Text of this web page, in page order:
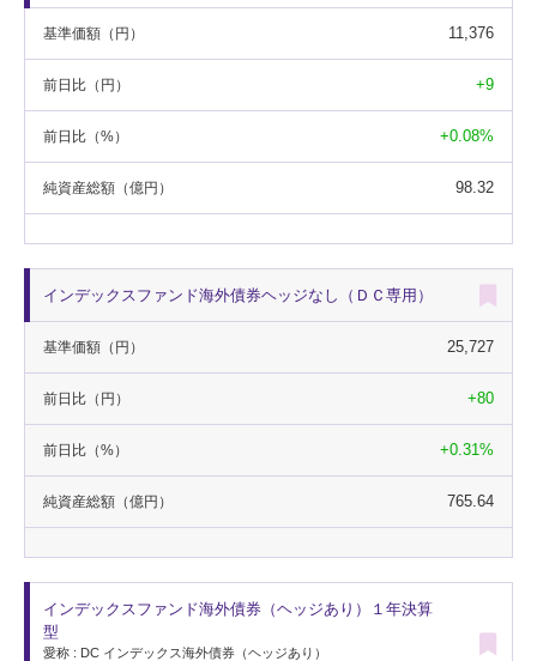
基準価額 （円） 11,376
前日比 （円） +9
前日比 （%） +0.08%
純資産総額 （億円） 98.32
インデックスファンド海外債券ヘッジなし（ＤＣ専用）
基準価額 （円） 25,727
前日比 （円） +80
前日比 （%） +0.31%
純資産総額 （億円） 765.64
インデックスファンド海外債券（ヘッジあり）１年決算
型
愛称 : DC インデックス海外債券（ヘッジあり）